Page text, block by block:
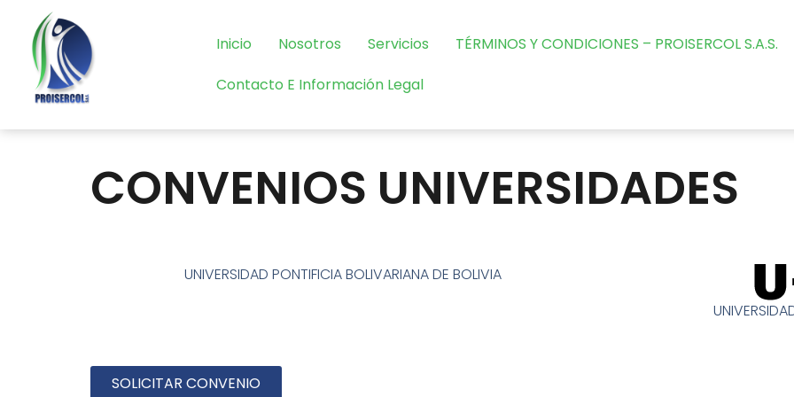
Inicio Nosotros Servicios
TÉRMINOS Y CONDICIONES – PROISERCOL S.A.S.
Contacto E Información Legal
CONVENIOS UNIVERSIDADES
UNIVERSIDAD PONTIFICIA BOLIVARIANA DE BOLIVIA
SOLICITAR CONVENIO